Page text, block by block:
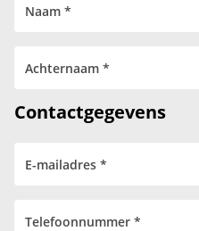
Contactgegevens